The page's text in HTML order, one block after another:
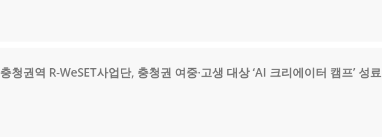
충청권역 R-WeSET사업단, 충청권 여중·고생 대상 ‘AI 크리에이터 캠프’ 성료